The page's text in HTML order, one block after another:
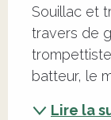
Souillac et
travers de
batteur, le
Lire la